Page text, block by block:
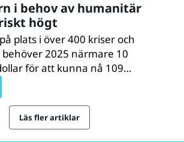
i behov av humanitär
högt
plats i över 400 kriser och
behöver 2025 närmare 10
för att kunna nå 109
behov av humanitär hjälp.
Läs fler artiklar